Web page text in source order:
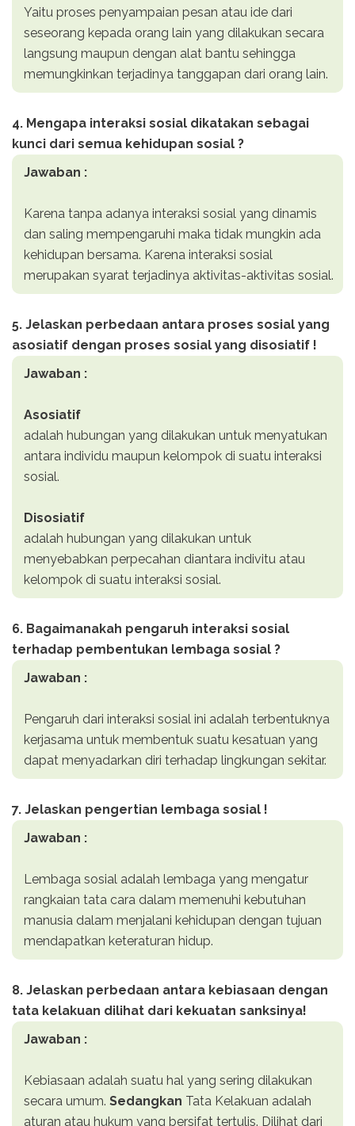
Yaitu proses penyampaian pesan atau ide dari
seseorang kepada orang lain yang dilakukan secara
langsung maupun dengan alat bantu sehingga
memungkinkan terjadinya tanggapan dari orang lain.
4. Mengapa interaksi sosial dikatakan sebagai
kunci dari semua kehidupan sosial ?
Jawaban :
Karena tanpa adanya interaksi sosial yang dinamis
dan saling mempengaruhi maka tidak mungkin ada
kehidupan bersama. Karena interaksi sosial
merupakan syarat terjadinya aktivitas-aktivitas sosial.
5. Jelaskan perbedaan antara proses sosial yang
asosiatif dengan proses sosial yang disosiatif !
Jawaban :
Asosiatif
adalah hubungan yang dilakukan untuk menyatukan
antara individu maupun kelompok di suatu interaksi
sosial.
Disosiatif
adalah hubungan yang dilakukan untuk
menyebabkan perpecahan diantara indivitu atau
kelompok di suatu interaksi sosial.
6. Bagaimanakah pengaruh interaksi sosial
terhadap pembentukan lembaga sosial ?
Jawaban :
Pengaruh dari interaksi sosial ini adalah terbentuknya
kerjasama untuk membentuk suatu kesatuan yang
dapat menyadarkan diri terhadap lingkungan sekitar.
7. Jelaskan pengertian lembaga sosial !
Jawaban :
Lembaga sosial adalah lembaga yang mengatur
rangkaian tata cara dalam memenuhi kebutuhan
manusia dalam menjalani kehidupan dengan tujuan
mendapatkan keteraturan hidup.
8. Jelaskan perbedaan antara kebiasaan dengan
tata kelakuan dilihat dari kekuatan sanksinya!
Jawaban :
Kebiasaan adalah suatu hal yang sering dilakukan
secara umum. Sedangkan Tata Kelakuan adalah
aturan atau hukum yang bersifat tertulis. Dilihat dari